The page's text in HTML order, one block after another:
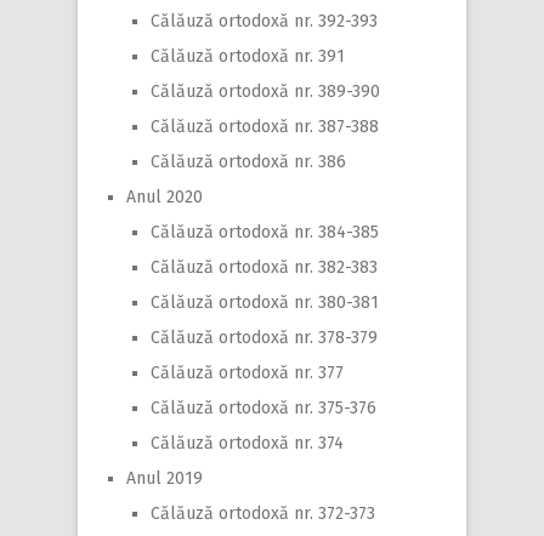
Călăuză ortodoxă nr. 392-393
Călăuză ortodoxă nr. 391
Călăuză ortodoxă nr. 389-390
Călăuză ortodoxă nr. 387-388
Călăuză ortodoxă nr. 386
Anul 2020
Călăuză ortodoxă nr. 384-385
Călăuză ortodoxă nr. 382-383
Călăuză ortodoxă nr. 380-381
Călăuză ortodoxă nr. 378-379
Călăuză ortodoxă nr. 377
Călăuză ortodoxă nr. 375-376
Călăuză ortodoxă nr. 374
Anul 2019
Călăuză ortodoxă nr. 372-373